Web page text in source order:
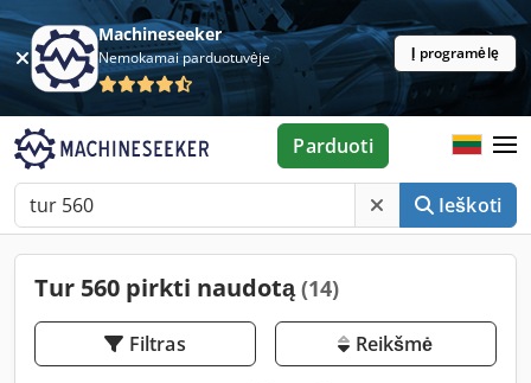
Machineseeker
Nemokamai parduotuvėje Į programėlę
Ieškoti
Parduoti
Tur 560 pirkti naudotą(14)
Filtras Reikšmė